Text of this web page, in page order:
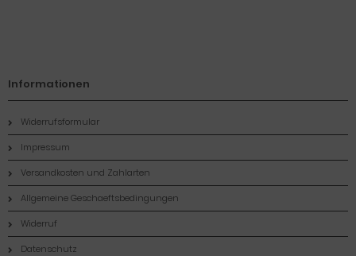
Informationen
Widerrufsformular
Impressum
Versandkosten und Zahlarten
Allgemeine Geschaeftsbedingungen
Widerruf
Datenschutz